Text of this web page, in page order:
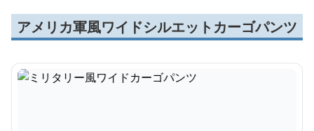
アメリカ軍風ワイドシルエットカーゴパンツ